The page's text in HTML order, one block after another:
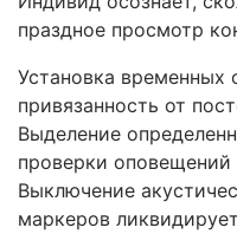
праздное просмотр
Установка временных
привязанность от
Выделение
проверки оповещений
Выключение
маркеров